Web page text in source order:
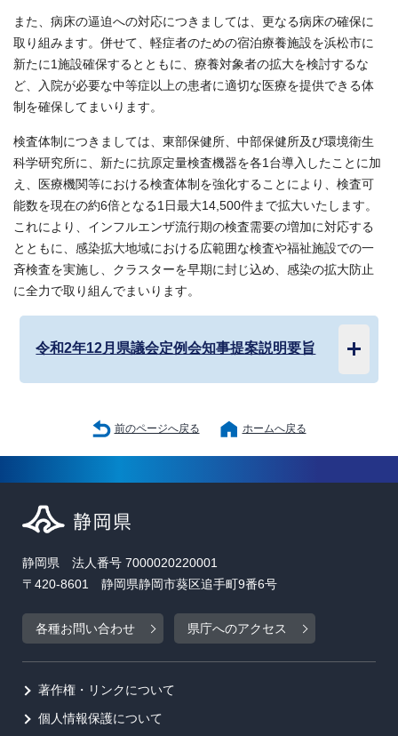
また、病床の逼迫への対応につきましては、更なる病床の確保に
取り組みます。併せて、軽症者のための宿泊療養施設を浜松市に
新たに1施設確保するとともに、療養対象者の拡大を検討するな
ど、入院が必要な中等症以上の患者に適切な医療を提供できる体
制を確保してまいります。
検査体制につきましては、東部保健所、中部保健所及び環境衛生
科学研究所に、新たに抗原定量検査機器を各1台導入したことに加
え、医療機関等における検査体制を強化することにより、検査可
能数を現在の約6倍となる1日最大14,500件まで拡大いたします。
これにより、インフルエンザ流行期の検査需要の増加に対応する
とともに、感染拡大地域における広範囲な検査や福祉施設での一
斉検査を実施し、クラスターを早期に封じ込め、感染の拡大防止
に全力で取り組んでまいります。
令和2年12月県議会定例会知事提案説明要旨
前のページへ戻る ホームへ戻る
静岡県 法人番号 7000020220001
〒420-8601 静岡県静岡市葵区追手町9番6号
各種お問い合わせ 県庁へのアクセス
著作権・リンクについて
個人情報保護について